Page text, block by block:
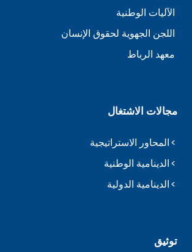
الآليات الوطنية
اللجن الجهوية لحقوق الإنسان
معهد الرباط
مجالات الاشتغال
المحاور الاستراتيجية
الدينامية الوطنية
الدينامية الدولية
توثيق